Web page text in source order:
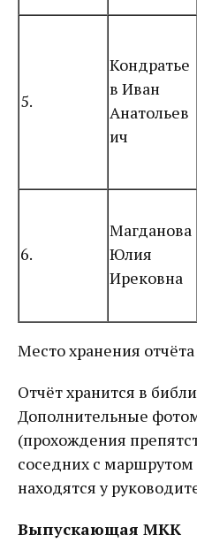
5.
Кондратье
в Иван
Анатольев
ич
6.
Магданова
Юлия
Ирековна
Место хранения
Отчёт хранится в
Дополнительные
(прохождения
соседних с
находятся у
Выпускающая МКК